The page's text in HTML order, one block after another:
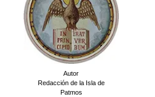
Autor
Redacción de la Isla de
Patmos